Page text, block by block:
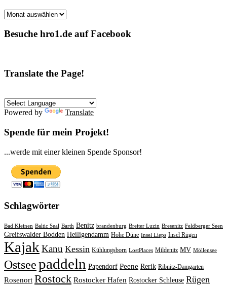
Archive
Besuche hro1.de auf Facebook
Translate the Page!
Powered by Translate
Spende für mein Projekt!
...werde mit einer kleinen Spende Sponsor!
Schlagwörter
Bad Kleinen Baltic Seal Barth Benitz brandenburg Breiter Luzin Bresenitz Feldberger Seen
Greifswalder Bodden Heiligendamm Hohe Düne Insel Lieps Insel Rügen
Kajak Kanu Kessin Kühlungsborn LostPlaces Mildenitz MV Möllensee
Ostseepaddeln Papendorf Peene Rerik Ribnitz-Damgarten
Rosenort Rostock Rostocker Hafen Rostocker Schleuse Rügen